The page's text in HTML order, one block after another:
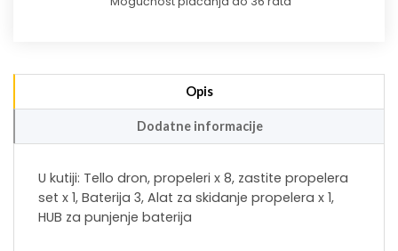
Opis
Dodatne informacije
U kutiji: Tello dron, propeleri x 8, zastite propelera
set x 1, Baterija 3, Alat za skidanje propelera x 1,
HUB za punjenje baterija